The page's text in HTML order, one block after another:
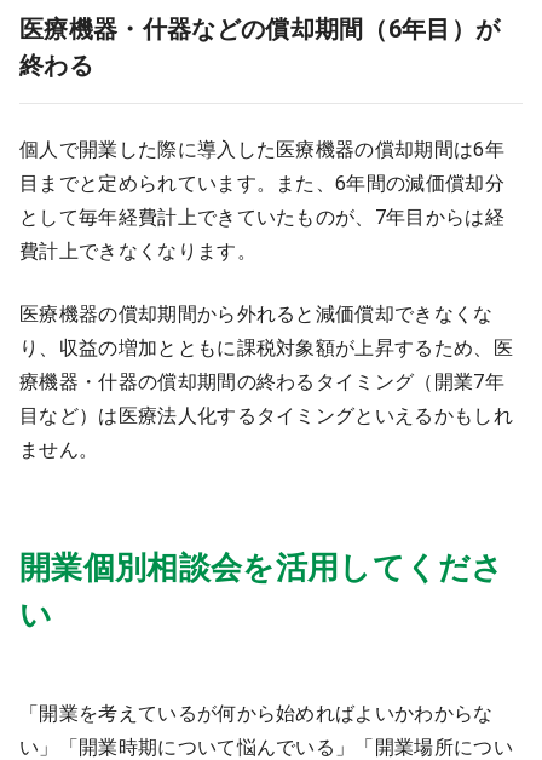
医療機器・什器などの償却期間（6年目）が
終わる
個人で開業した際に導入した医療機器の償却期間は6年
目までと定められています。また、6年間の減価償却分
として毎年経費計上できていたものが、7年目からは経
費計上できなくなります。
医療機器の償却期間から外れると減価償却できなくな
り、収益の増加とともに課税対象額が上昇するため、医
療機器・什器の償却期間の終わるタイミング（開業7年
目など）は医療法人化するタイミングといえるかもしれ
ません。
開業個別相談会を活用してくださ
い
「開業を考えているが何から始めればよいかわからな
い」「開業時期について悩んでいる」「開業場所につい